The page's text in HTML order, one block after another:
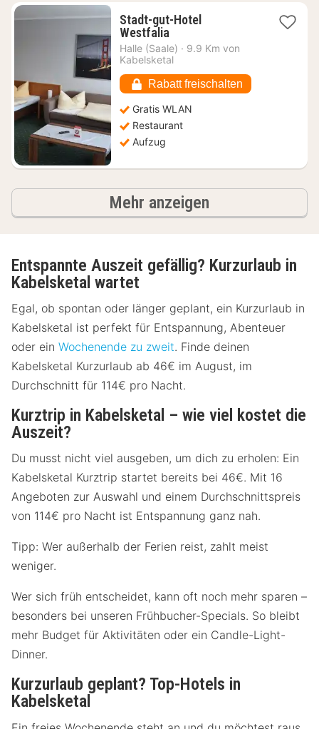
Stadt-gut-Hotel
Westfalia1
Nacht
ab
€
Halle (Saale) · 9.9 Km von
Kabelsketal
Rabatt freischalten
Gratis WLAN
Restaurant
Aufzug
Mehr anzeigen
Entspannte Auszeit gefällig? Kurzurlaub in
Kabelsketal wartet
Egal, ob spontan oder länger geplant, ein Kurzurlaub in
Kabelsketal ist perfekt für Entspannung, Abenteuer
oder ein Wochenende zu zweit. Finde deinen
Kabelsketal Kurzurlaub ab 46€ im August, im
Durchschnitt für 114€ pro Nacht.
Kurztrip in Kabelsketal – wie viel kostet die
Auszeit?
Du musst nicht viel ausgeben, um dich zu erholen: Ein
Kabelsketal Kurztrip startet bereits bei 46€. Mit 16
Angeboten zur Auswahl und einem Durchschnittspreis
von 114€ pro Nacht ist Entspannung ganz nah.
Tipp: Wer außerhalb der Ferien reist, zahlt meist
weniger.
Wer sich früh entscheidet, kann oft noch mehr sparen –
besonders bei unseren Frühbucher-Specials. So bleibt
mehr Budget für Aktivitäten oder ein Candle-Light-
Dinner.
Kurzurlaub geplant? Top-Hotels in
Kabelsketal